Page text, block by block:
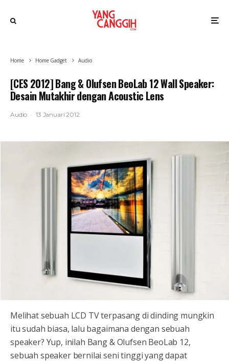
Home Home Gadget Audio
[CES 2012] Bang & Olufsen BeoLab 12 Wall Speaker:
Desain Mutakhir dengan Acoustic Lens
Audio · 13 Januari 2012
Melihat sebuah LCD TV terpasang di dinding mungkin
itu sudah biasa, lalu bagaimana dengan sebuah
speaker? Yup, inilah Bang & Olufsen BeoLab 12,
sebuah speaker bernilai seni tinggi yang dapat